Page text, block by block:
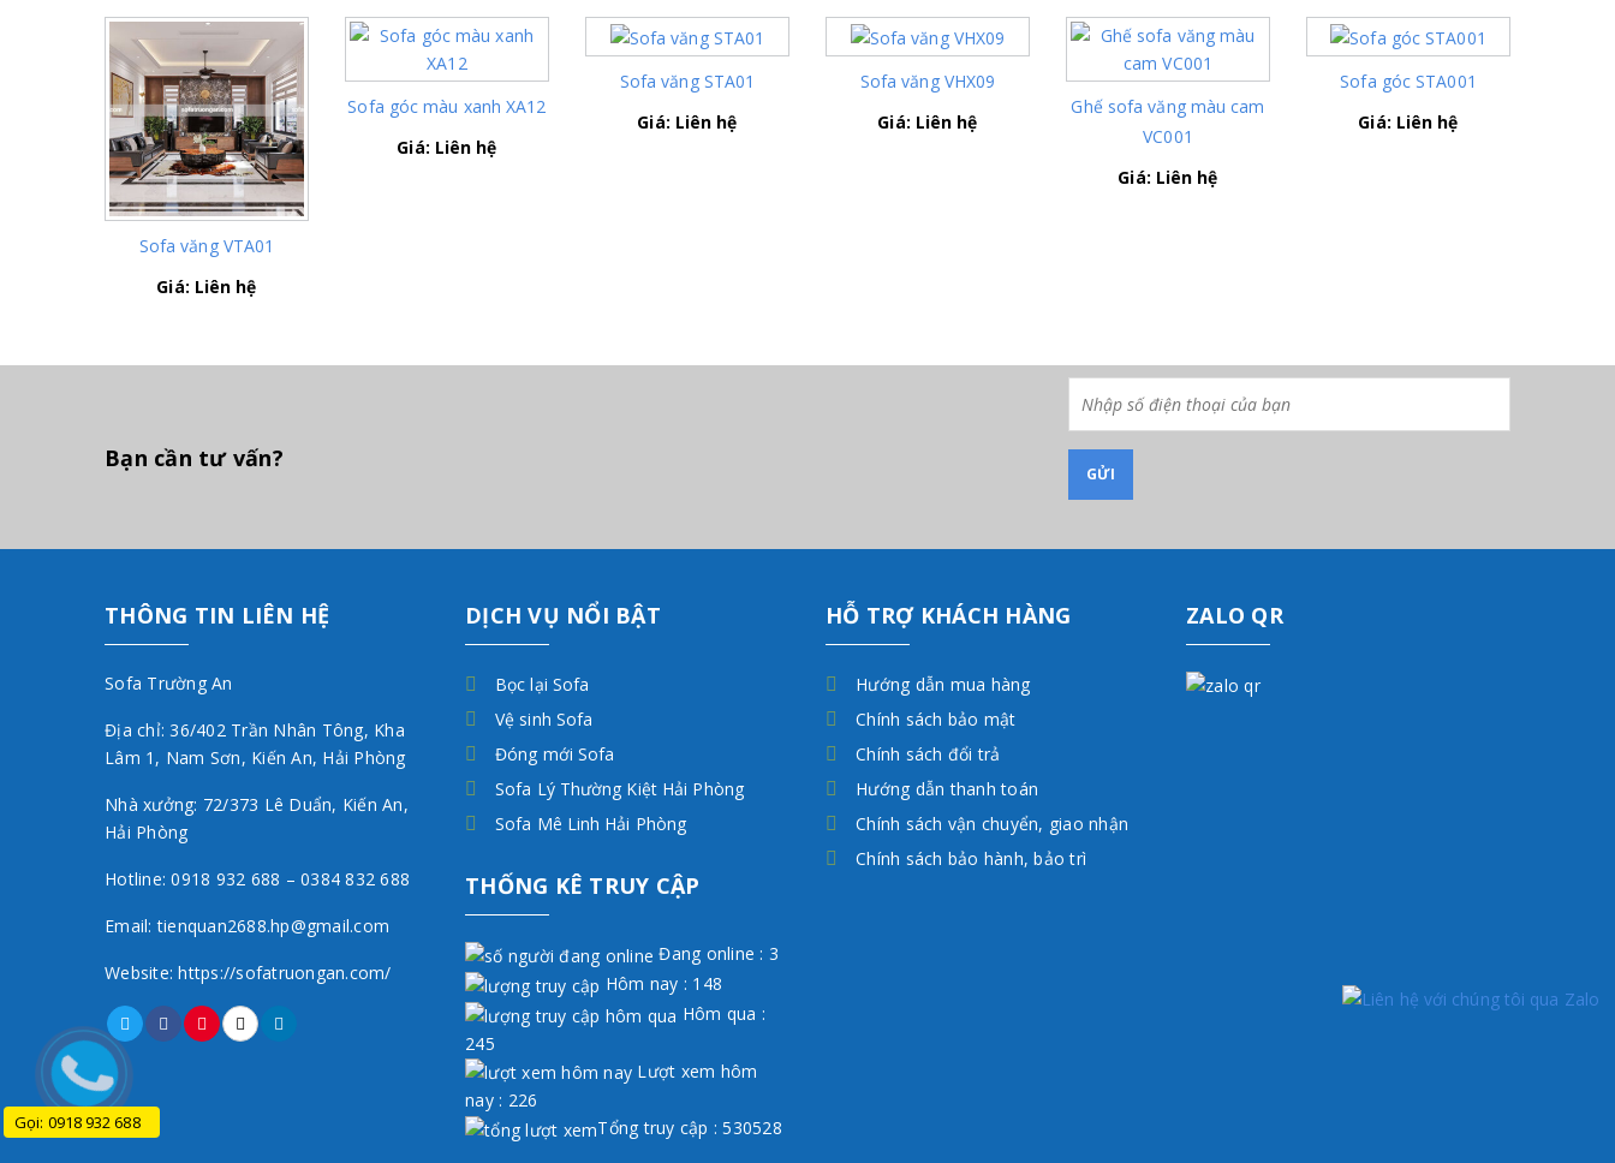
Sofa văng VTA01
Giá: Liên hệ
Sofa góc màu xanh XA12
Giá: Liên hệ
Sofa văng STA01
Giá: Liên hệ
Sofa văng VHX09
Giá: Liên hệ
Ghế sofa văng màu cam
VC001
Giá: Liên hệ
Sofa góc STA001
Giá: Liên hệ
Bạn cần tư vấn?
THÔNG TIN LIÊN HỆ
Sofa Trường An
Địa chỉ: 36/402 Trần Nhân Tông, Kha
Lâm 1, Nam Sơn, Kiến An, Hải Phòng
Nhà xưởng: 72/373 Lê Duẩn, Kiến An,
Hải Phòng
Hotline: 0918 932 688 – 0384 832 688
Email: tienquan2688.hp@gmail.com
Website: https://sofatruongan.com/
DỊCH VỤ NỔI BẬT
Bọc lại Sofa
Vệ sinh Sofa
Đóng mới Sofa
Sofa Lý Thường Kiệt Hải Phòng
Sofa Mê Linh Hải Phòng
THỐNG KÊ TRUY CẬP
Đang online : 3
Hôm nay : 148
Hôm qua :
245
Lượt xem hôm
nay : 226
Tổng truy cập : 530528
HỖ TRỢ KHÁCH HÀNG
Hướng dẫn mua hàng
Chính sách bảo mật
Chính sách đổi trả
Hướng dẫn thanh toán
Chính sách vận chuyển, giao nhận
Chính sách bảo hành, bảo trì
ZALO QR
Gọi: 0918 932 688